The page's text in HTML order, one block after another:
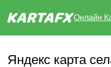
Онлайн
Яндекс карта